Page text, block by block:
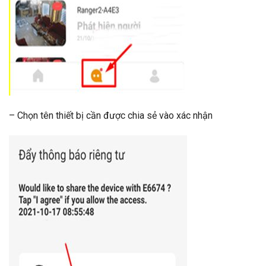
– Chọn tên thiết bị cần được chia sẻ vào xác nhận